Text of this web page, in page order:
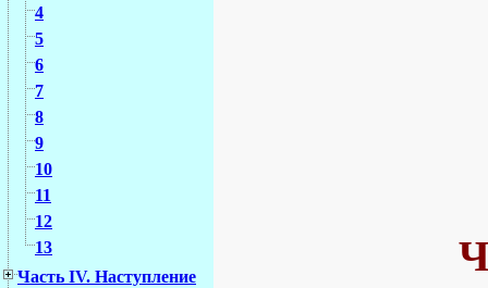
4
5
6
7
8
9
10
11
12
13
Часть IV. Наступление